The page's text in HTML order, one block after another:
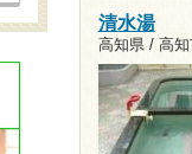
清水湯
高知県 / 高